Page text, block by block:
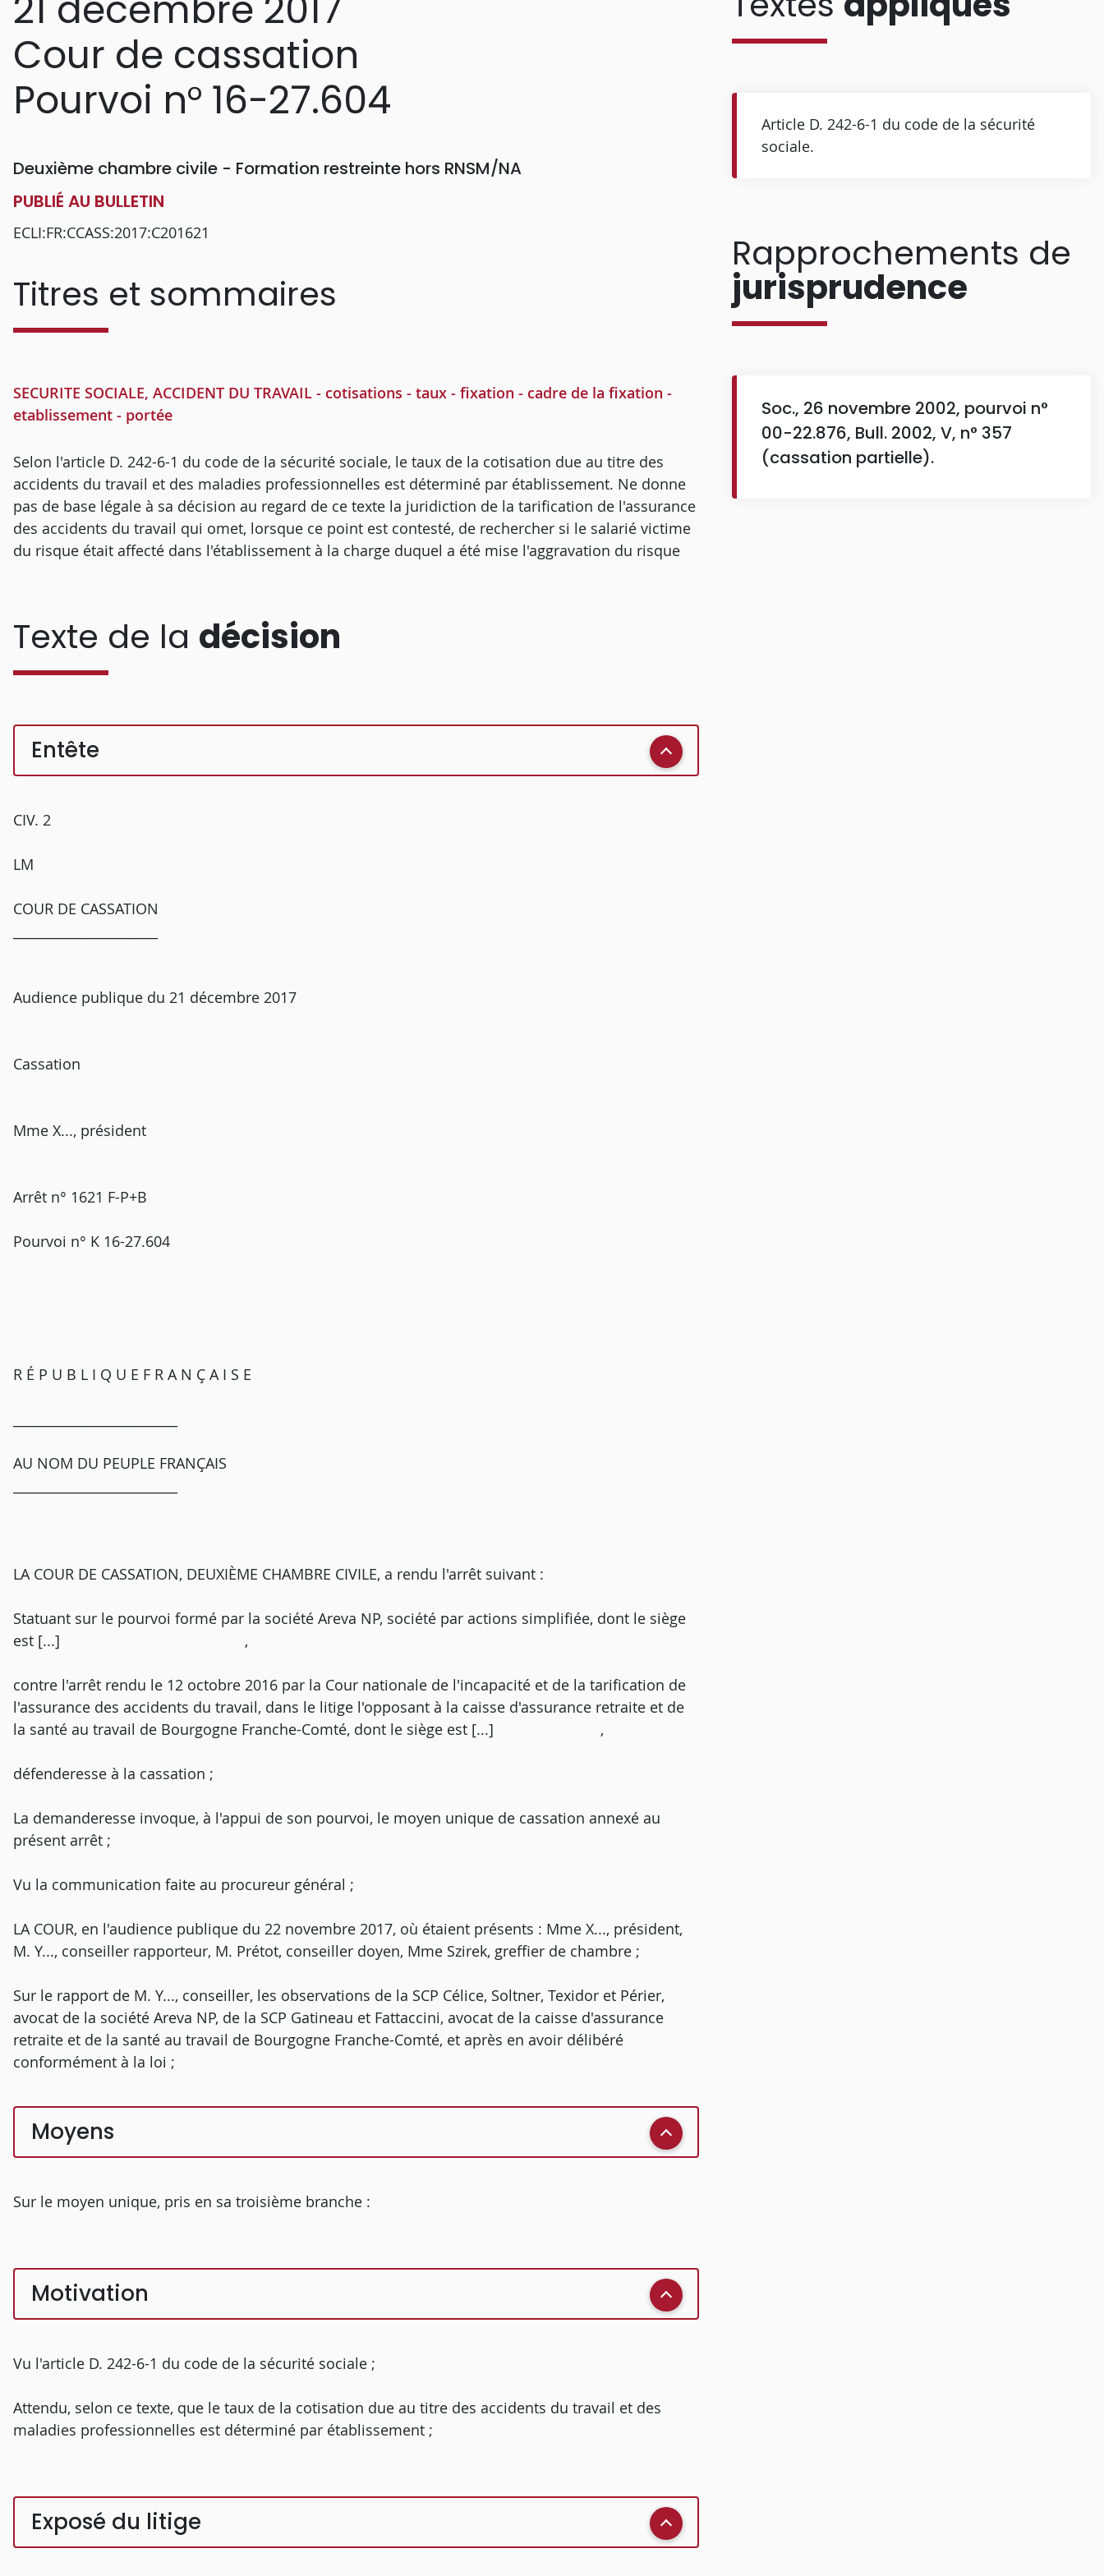
Cour de cassation
Pourvoi n° 16-27.604
Deuxième chambre civile - Formation restreinte hors RNSM/NA
PUBLIÉ AU BULLETIN
ECLI:FR:CCASS:2017:C201621
Titres et sommaires
SECURITE SOCIALE, ACCIDENT DU TRAVAIL - cotisations - taux - fixation - cadre de la fixation -
etablissement - portée
Selon l'article D. 242-6-1 du code de la sécurité sociale, le taux de la cotisation due au titre des
accidents du travail et des maladies professionnelles est déterminé par établissement. Ne donne
pas de base légale à sa décision au regard de ce texte la juridiction de la tarification de l'assurance
des accidents du travail qui omet, lorsque ce point est contesté, de rechercher si le salarié victime
du risque était affecté dans l'établissement à la charge duquel a été mise l'aggravation du risque
Texte de la décision
Entête
CIV. 2
LM
COUR DE CASSATION
Audience publique du 21 décembre 2017
Cassation
Mme X..., président
Arrêt n° 1621 F-P+B
Pourvoi n° K 16-27.604
R É P U B L I Q U E F R A N Ç A I S E
AU NOM DU PEUPLE FRANÇAIS
LA COUR DE CASSATION, DEUXIÈME CHAMBRE CIVILE, a rendu l'arrêt suivant :
Statuant sur le pourvoi formé par la société Areva NP, société par actions simplifiée, dont le siège
est [...] ,
contre l'arrêt rendu le 12 octobre 2016 par la Cour nationale de l'incapacité et de la tarification de
l'assurance des accidents du travail, dans le litige l'opposant à la caisse d'assurance retraite et de
la santé au travail de Bourgogne Franche-Comté, dont le siège est [...] ,
défenderesse à la cassation ;
La demanderesse invoque, à l'appui de son pourvoi, le moyen unique de cassation annexé au
présent arrêt ;
Vu la communication faite au procureur général ;
LA COUR, en l'audience publique du 22 novembre 2017, où étaient présents : Mme X..., président,
M. Y..., conseiller rapporteur, M. Prétot, conseiller doyen, Mme Szirek, greffier de chambre ;
Sur le rapport de M. Y..., conseiller, les observations de la SCP Célice, Soltner, Texidor et Périer,
avocat de la société Areva NP, de la SCP Gatineau et Fattaccini, avocat de la caisse d'assurance
retraite et de la santé au travail de Bourgogne Franche-Comté, et après en avoir délibéré
conformément à la loi ;
Moyens
Sur le moyen unique, pris en sa troisième branche :
Motivation
Vu l'article D. 242-6-1 du code de la sécurité sociale ;
Attendu, selon ce texte, que le taux de la cotisation due au titre des accidents du travail et des
maladies professionnelles est déterminé par établissement ;
Exposé du litige
Article D. 242-6-1 du code de la sécurité
sociale.
Rapprochements de
jurisprudence
Soc., 26 novembre 2002, pourvoi n°
00-22.876, Bull. 2002, V, n° 357
(cassation partielle).